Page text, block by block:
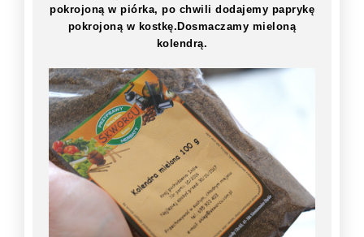
pokrojoną w piórka, po chwili dodajemy paprykę
pokrojoną w kostkę.Dosmaczamy mieloną
kolendrą.